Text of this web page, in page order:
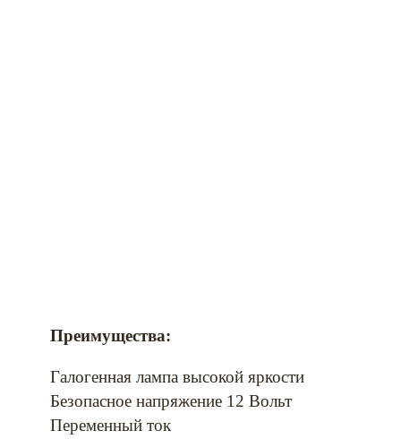
Преимущества:
Галогенная лампа высокой яркости
Безопасное напряжение 12 Вольт
Переменный ток